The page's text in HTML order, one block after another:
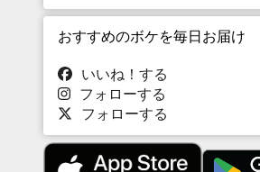
おすすめのボケを毎日お届け
いいね！する
フォローする
フォローする